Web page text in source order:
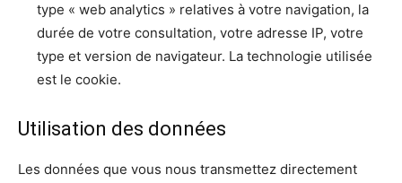
type « web analytics » relatives à votre navigation, la
durée de votre consultation, votre adresse IP, votre
type et version de navigateur. La technologie utilisée
est le cookie.
Utilisation des données
Les données que vous nous transmettez directement